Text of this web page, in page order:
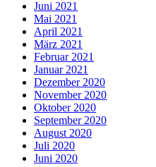
Juni 2021
Mai 2021
April 2021
März 2021
Februar 2021
Januar 2021
Dezember 2020
November 2020
Oktober 2020
September 2020
August 2020
Juli 2020
Juni 2020